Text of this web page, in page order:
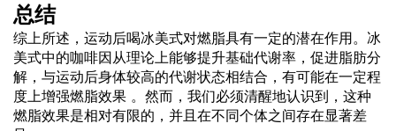
总结
综上所述，运动后喝冰美式对燃脂具有一定的潜在作用。冰
美式中的咖啡因从理论上能够提升基础代谢率，促进脂肪分
解，与运动后身体较高的代谢状态相结合，有可能在一定程
度上增强燃脂效果 。然而，我们必须清醒地认识到，这种
燃脂效果是相对有限的，并且在不同个体之间存在显著差